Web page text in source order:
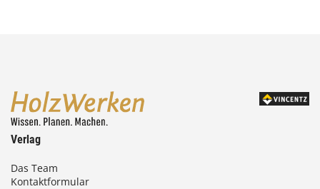
Verlag
Das Team
Kontaktformular